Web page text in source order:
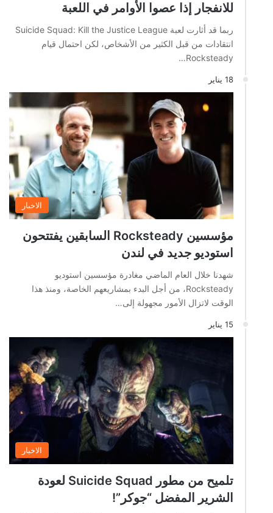
للانفجار إذا عصوا الأوامر في اللعبة
ربما قد أثارت لعبة Suicide Squad: Kill the Justice League
انتقادات من قبل الكثير من الأشخاص، لكن احتمال قيام
Rocksteady…
18 يناير
الاخبار
مؤسسين Rocksteady السابقين يفتتحون
استوديو جديد في لندن
شهدنا خلال العام الماضي مغادرة مؤسسين استوديو
Rocksteady، من أجل البدء بمشاريعهم الخاصة، ومنذ هذا
الوقت لاتزال الأمور مجهولة إلى…
15 يناير
الاخبار
تلميح من مطور Suicide Squad لعودة
الشرير المفضل “جوكر”!